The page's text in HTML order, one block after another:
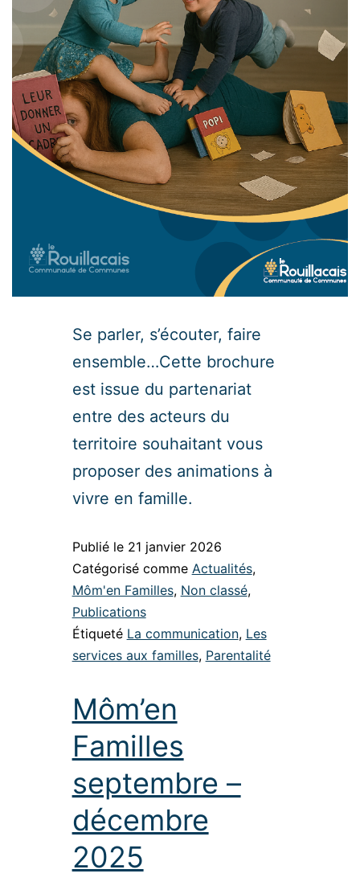
Se parler, s’écouter, faire
ensemble…Cette brochure
est issue du partenariat
entre des acteurs du
territoire souhaitant vous
proposer des animations à
vivre en famille.
Publié le 21 janvier 2026
Catégorisé comme Actualités,
Môm'en Familles, Non classé,
Publications
Étiqueté La communication, Les
services aux familles, Parentalité
Môm’en
Familles
septembre –
décembre
2025